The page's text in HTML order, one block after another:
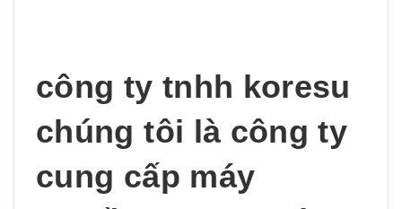
công ty tnhh koresu
chúng tôi là công ty
cung cấp máy